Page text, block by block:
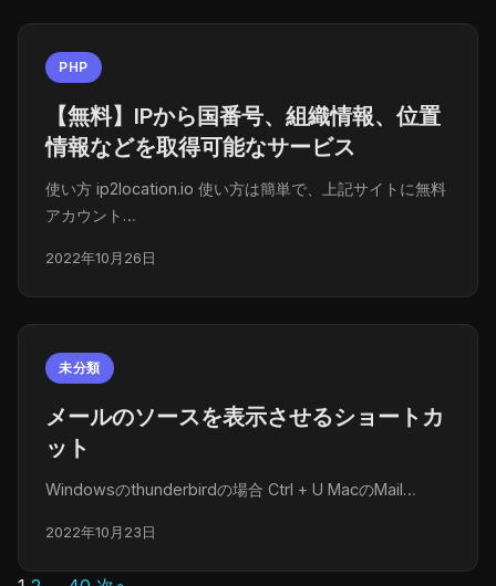
PHP
【無料】IPから国番号、組織情報、位置
情報などを取得可能なサービス
使い方 ip2location.io 使い方は簡単で、上記サイトに無料
アカウント…
2022年10月26日
未分類
メールのソースを表示させるショートカ
ット
Windowsのthunderbirdの場合 Ctrl + U MacのMail…
2022年10月23日